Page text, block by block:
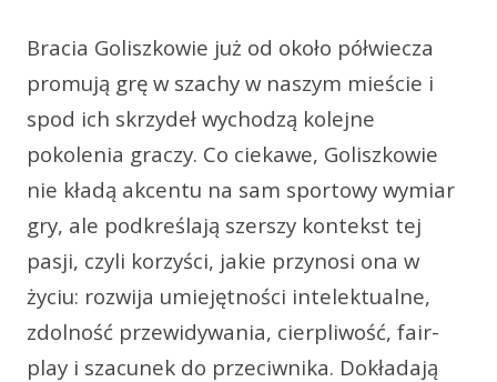
Bracia Goliszkowie już od około półwiecza
promują grę w szachy w naszym mieście i
spod ich skrzydeł wychodzą kolejne
pokolenia graczy. Co ciekawe, Goliszkowie
nie kładą akcentu na sam sportowy wymiar
gry, ale podkreślają szerszy kontekst tej
pasji, czyli korzyści, jakie przynosi ona w
życiu: rozwija umiejętności intelektualne,
zdolność przewidywania, cierpliwość, fair-
play i szacunek do przeciwnika. Dokładają